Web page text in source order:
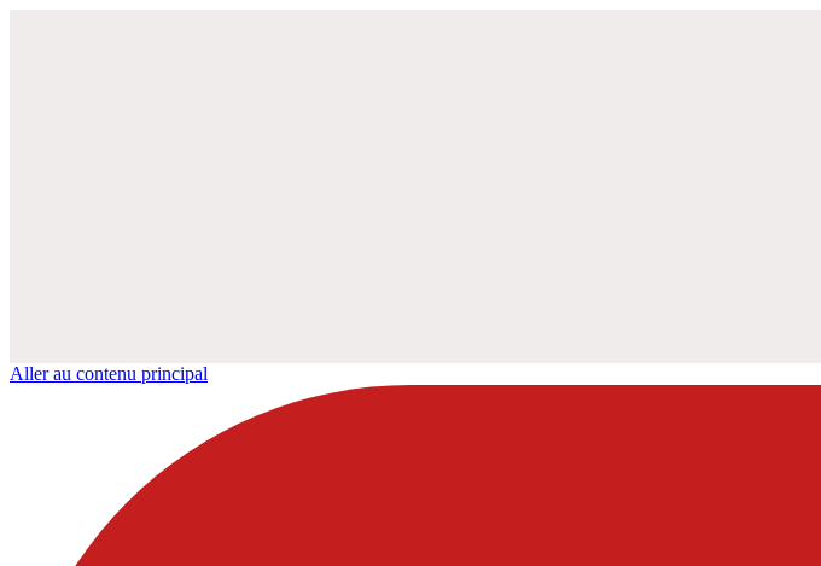
Aller au contenu principal